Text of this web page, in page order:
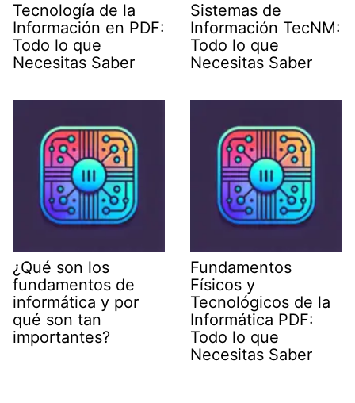
Tecnología de la
Información en PDF:
Todo lo que
Necesitas Saber
Sistemas de
Información TecNM:
Todo lo que
Necesitas Saber
¿Qué son los
fundamentos de
informática y por
qué son tan
importantes?
Fundamentos
Físicos y
Tecnológicos de la
Informática PDF:
Todo lo que
Necesitas Saber